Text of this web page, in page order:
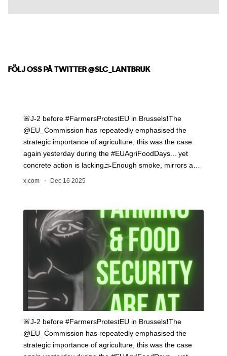
FÖLJ OSS PÅ TWITTER@SLC_LANTBRUK